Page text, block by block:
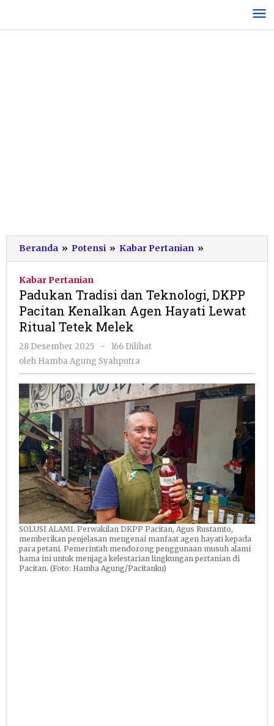
konten
Beranda » Potensi » Kabar Pertanian »
Tradisi
DKPP
Pacitan
Ritual
Tetek
Melek
Kabar Pertanian
Padukan Tradisi dan Teknologi, DKPP
Pacitan Kenalkan Agen Hayati Lewat
Ritual Tetek Melek
28 Desember 2025
oleh
Hamba
Agung
-
166 Dilihat
oleh Hamba Agung Syahputra
SOLUSI ALAMI. Perwakilan DKPP Pacitan, Agus Rustamto,
memberikan penjelasan mengenai manfaat agen hayati kepada
para petani. Pemerintah mendorong penggunaan musuh alami
hama ini untuk menjaga kelestarian lingkungan pertanian di
Pacitan. (Foto: Hamba Agung/Pacitanku)